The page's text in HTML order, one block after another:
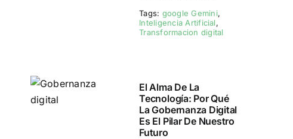
Tags: google Gemini,
Inteligencia Artificial,
Transformacion digital
El Alma De La
Tecnología: Por Qué
La Gobernanza Digital
Es El Pilar De Nuestro
Futuro